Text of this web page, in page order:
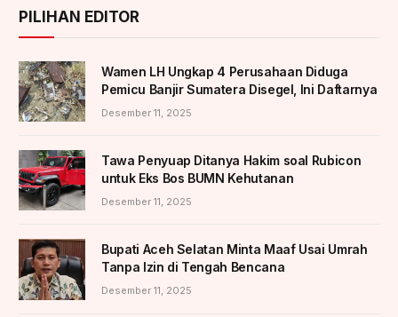
PILIHAN EDITOR
Wamen LH Ungkap 4 Perusahaan Diduga
Pemicu Banjir Sumatera Disegel, Ini Daftarnya
Desember 11, 2025
Tawa Penyuap Ditanya Hakim soal Rubicon
untuk Eks Bos BUMN Kehutanan
Desember 11, 2025
Bupati Aceh Selatan Minta Maaf Usai Umrah
Tanpa Izin di Tengah Bencana
Desember 11, 2025